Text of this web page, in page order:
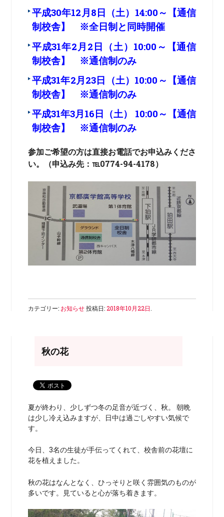
平成30年12月8日（土）14:00～【通信
制校舎】 ※全日制と同時開催
平成31年2月2日（土）10:00～【通信
制校舎】 ※通信制のみ
平成31年2月23日（土）10:00～【通信
制校舎】 ※通信制のみ
平成31年3月16日（土） 10:00～【通信
制校舎】 ※通信制のみ
参加ご希望の方は直接お電話でお申込みくださ
い。（申込み先：℡0774-94-4178）
カテゴリー: お知らせ投稿日:2018年10月22日
秋の花
夏が終わり、少しずつ冬の足音が近づく、秋。 朝晩
は少し冷え込みますが、日中は過ごしやすい気候で
す。
今日、3名の生徒が手伝ってくれて、校舎前の花壇に
花を植えました。
秋の花はなんとなく、ひっそりと咲く雰囲気のものが
多いです。見ていると心が落ち着きます。